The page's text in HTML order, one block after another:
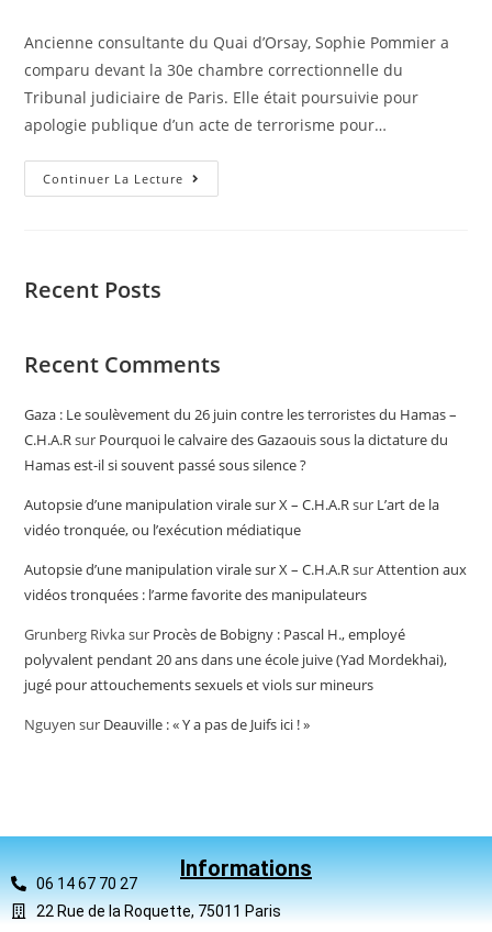
Ancienne consultante du Quai d’Orsay, Sophie Pommier a
comparu devant la 30e chambre correctionnelle du
Tribunal judiciaire de Paris. Elle était poursuivie pour
apologie publique d’un acte de terrorisme pour…
Continuer La Lecture
Recent Posts
Recent Comments
Gaza : Le soulèvement du 26 juin contre les terroristes du Hamas –
C.H.A.Rsur Pourquoi le calvaire des Gazaouis sous la dictature du
Hamas est-il si souvent passé sous silence ?
Autopsie d’une manipulation virale sur X – C.H.A.Rsur L’art de la
vidéo tronquée, ou l’exécution médiatique
Autopsie d’une manipulation virale sur X – C.H.A.RsurAttention aux
vidéos tronquées : l’arme favorite des manipulateurs
Grunberg Rivkasur Procès de Bobigny : Pascal H., employé
polyvalent pendant 20 ans dans une école juive (Yad Mordekhai),
jugé pour attouchements sexuels et viols sur mineurs
Nguyen sur Deauville : « Y a pas de Juifs ici ! »
Informations
06 14 67 70 27
22 Rue de la Roquette, 75011 Paris